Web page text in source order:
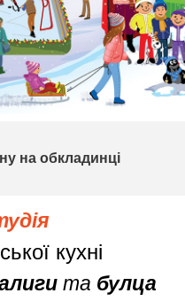
на обкладинці
кухні
та булца